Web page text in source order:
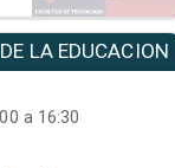
LA EDUCACION
a 16:30